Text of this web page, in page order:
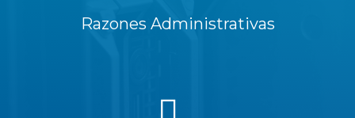
Razones Administrativas